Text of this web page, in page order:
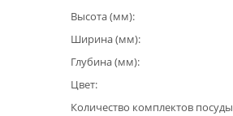
Высота (мм)
Ширина (мм)
Глубина (мм)
Цвет
Количество комплектов посуды